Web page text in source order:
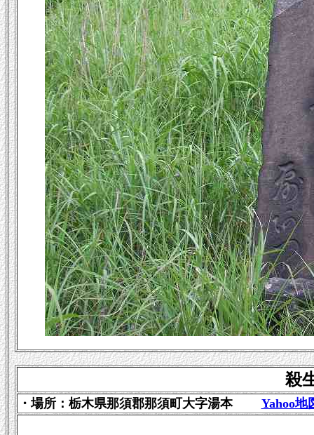
殺
・場所：栃木県那須郡那須町大字湯本 Yahoo地